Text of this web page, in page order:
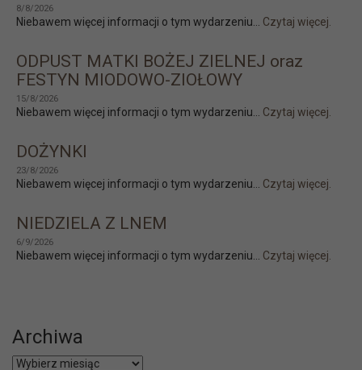
8/8/2026
Niebawem więcej informacji o tym wydarzeniu... Czytaj więcej.
ODPUST MATKI BOŻEJ ZIELNEJ oraz
FESTYN MIODOWO-ZIOŁOWY
15/8/2026
Niebawem więcej informacji o tym wydarzeniu... Czytaj więcej.
DOŻYNKI
23/8/2026
Niebawem więcej informacji o tym wydarzeniu... Czytaj więcej.
NIEDZIELA Z LNEM
6/9/2026
Niebawem więcej informacji o tym wydarzeniu... Czytaj więcej.
Archiwa
Archiwa